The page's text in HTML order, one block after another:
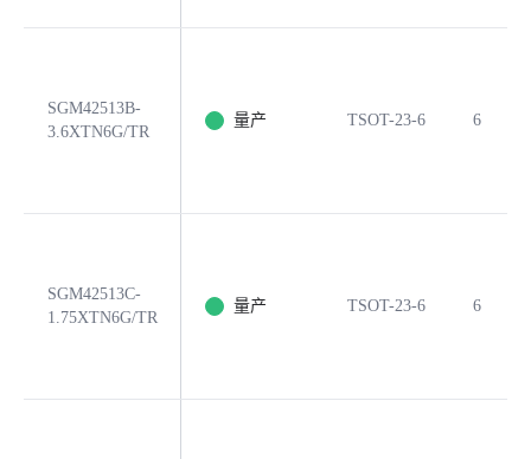
SGM42513B-
3.6XTN6G/TR
量产 TSOT-23-6 6
SGM42513C-
1.75XTN6G/TR
量产 TSOT-23-6 6